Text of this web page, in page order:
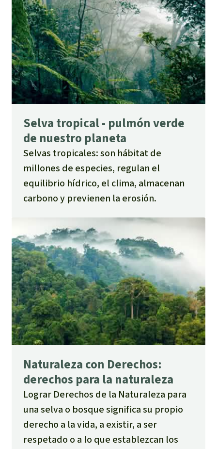
Selva tropical - pulmón verde
de nuestro planeta
Selvas tropicales: son hábitat de
millones de especies, regulan el
equilibrio hídrico, el clima, almacenan
carbono y previenen la erosión.
Naturaleza con Derechos:
derechos para la naturaleza
Lograr Derechos de la Naturaleza para
una selva o bosque significa su propio
derecho a la vida, a existir, a ser
respetado o a lo que establezcan los